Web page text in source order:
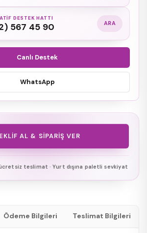
DESTEK HATTI
567 45 90 ARA
Canlı Destek
WhatsApp
AL & SIPARIŞ VER
teslimat · Yurt dışına paletli sevkiyat
Ödeme Bilgileri Teslimat Bilgileri